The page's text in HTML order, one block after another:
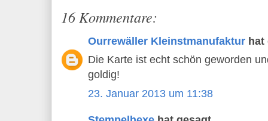
16 Kommentare:
Ourrewäller Kleinstmanufaktur
Die Karte ist echt schön geworden
goldig!
23. Januar 2013 um 11:38